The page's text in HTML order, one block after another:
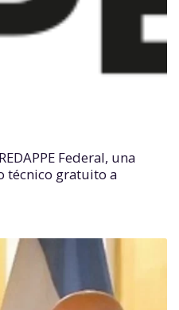
Federal, una
técnico gratuito a